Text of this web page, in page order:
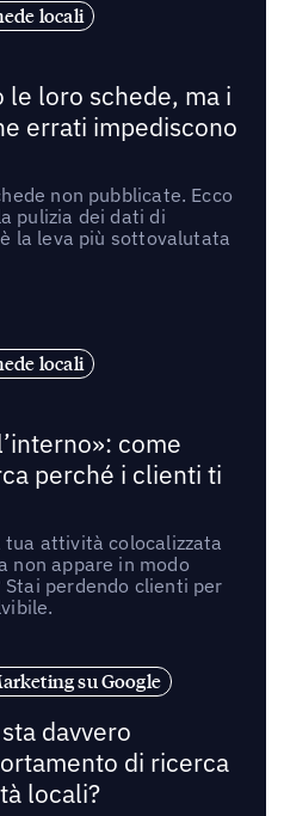
locali
loro schede, ma i
errati impediscono
non pubblicate. Ecco
pulizia dei dati di
la leva più sottovalutata
locali
come
perché i clienti ti
tua attività colocalizzata
non appare in modo
perdendo clienti per
su Google
davvero
di ricerca
locali?